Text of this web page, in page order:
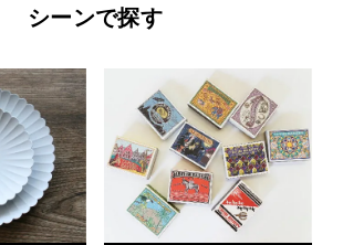
シーンで探す